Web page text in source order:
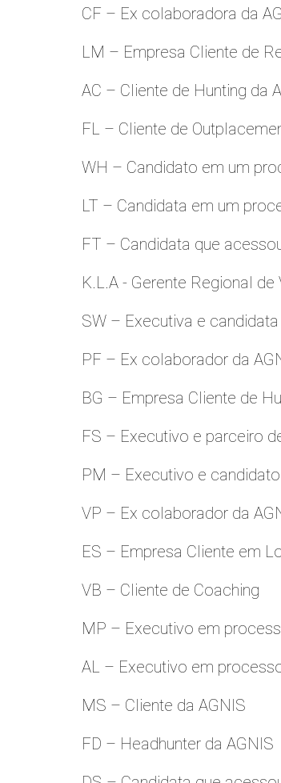
CF – Ex colaboradora da
LM – Empresa Cliente de
AC – Cliente de Hunting da
FL – Cliente de
WH – Candidato em um
LT – Candidata em um
FT – Candidata que
K.L.A - Gerente Regional de
SW – Executiva e
PF – Ex colaborador da
BG – Empresa Cliente de
FS – Executivo e parceiro
PM – Executivo e
VP – Ex colaborador da
ES – Empresa Cliente em
VB – Cliente de Coaching
MP – Executivo em
AL – Executivo em
MS – Cliente da AGNIS
FD – Headhunter da AGNIS